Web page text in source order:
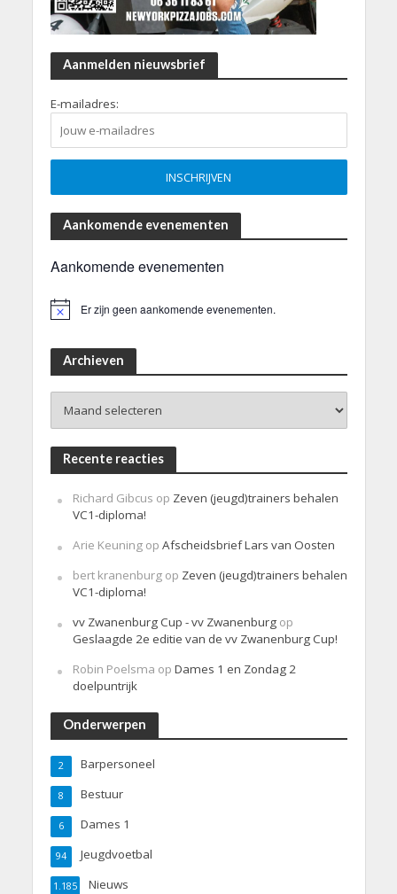
Aanmelden nieuwsbrief
E-mailadres:
Aankomende evenementen
Aankomende evenementen
Er zijn geen aankomende evenementen.
Archieven
Recente reacties
Richard Gibcus op Zeven (jeugd)trainers behalen
VC1-diploma!
Arie Keuningop Afscheidsbrief Lars van Oosten
bert kranenburgop Zeven (jeugd)trainers behalen
VC1-diploma!
vv Zwanenburg Cup - vv Zwanenburgop
Geslaagde 2e editie van de vv Zwanenburg Cup!
Robin Poelsma op Dames 1 en Zondag 2
doelpuntrijk
Onderwerpen
Barpersoneel
2
Bestuur
8
Dames 1
6
Jeugdvoetbal
94
Nieuws
1.185